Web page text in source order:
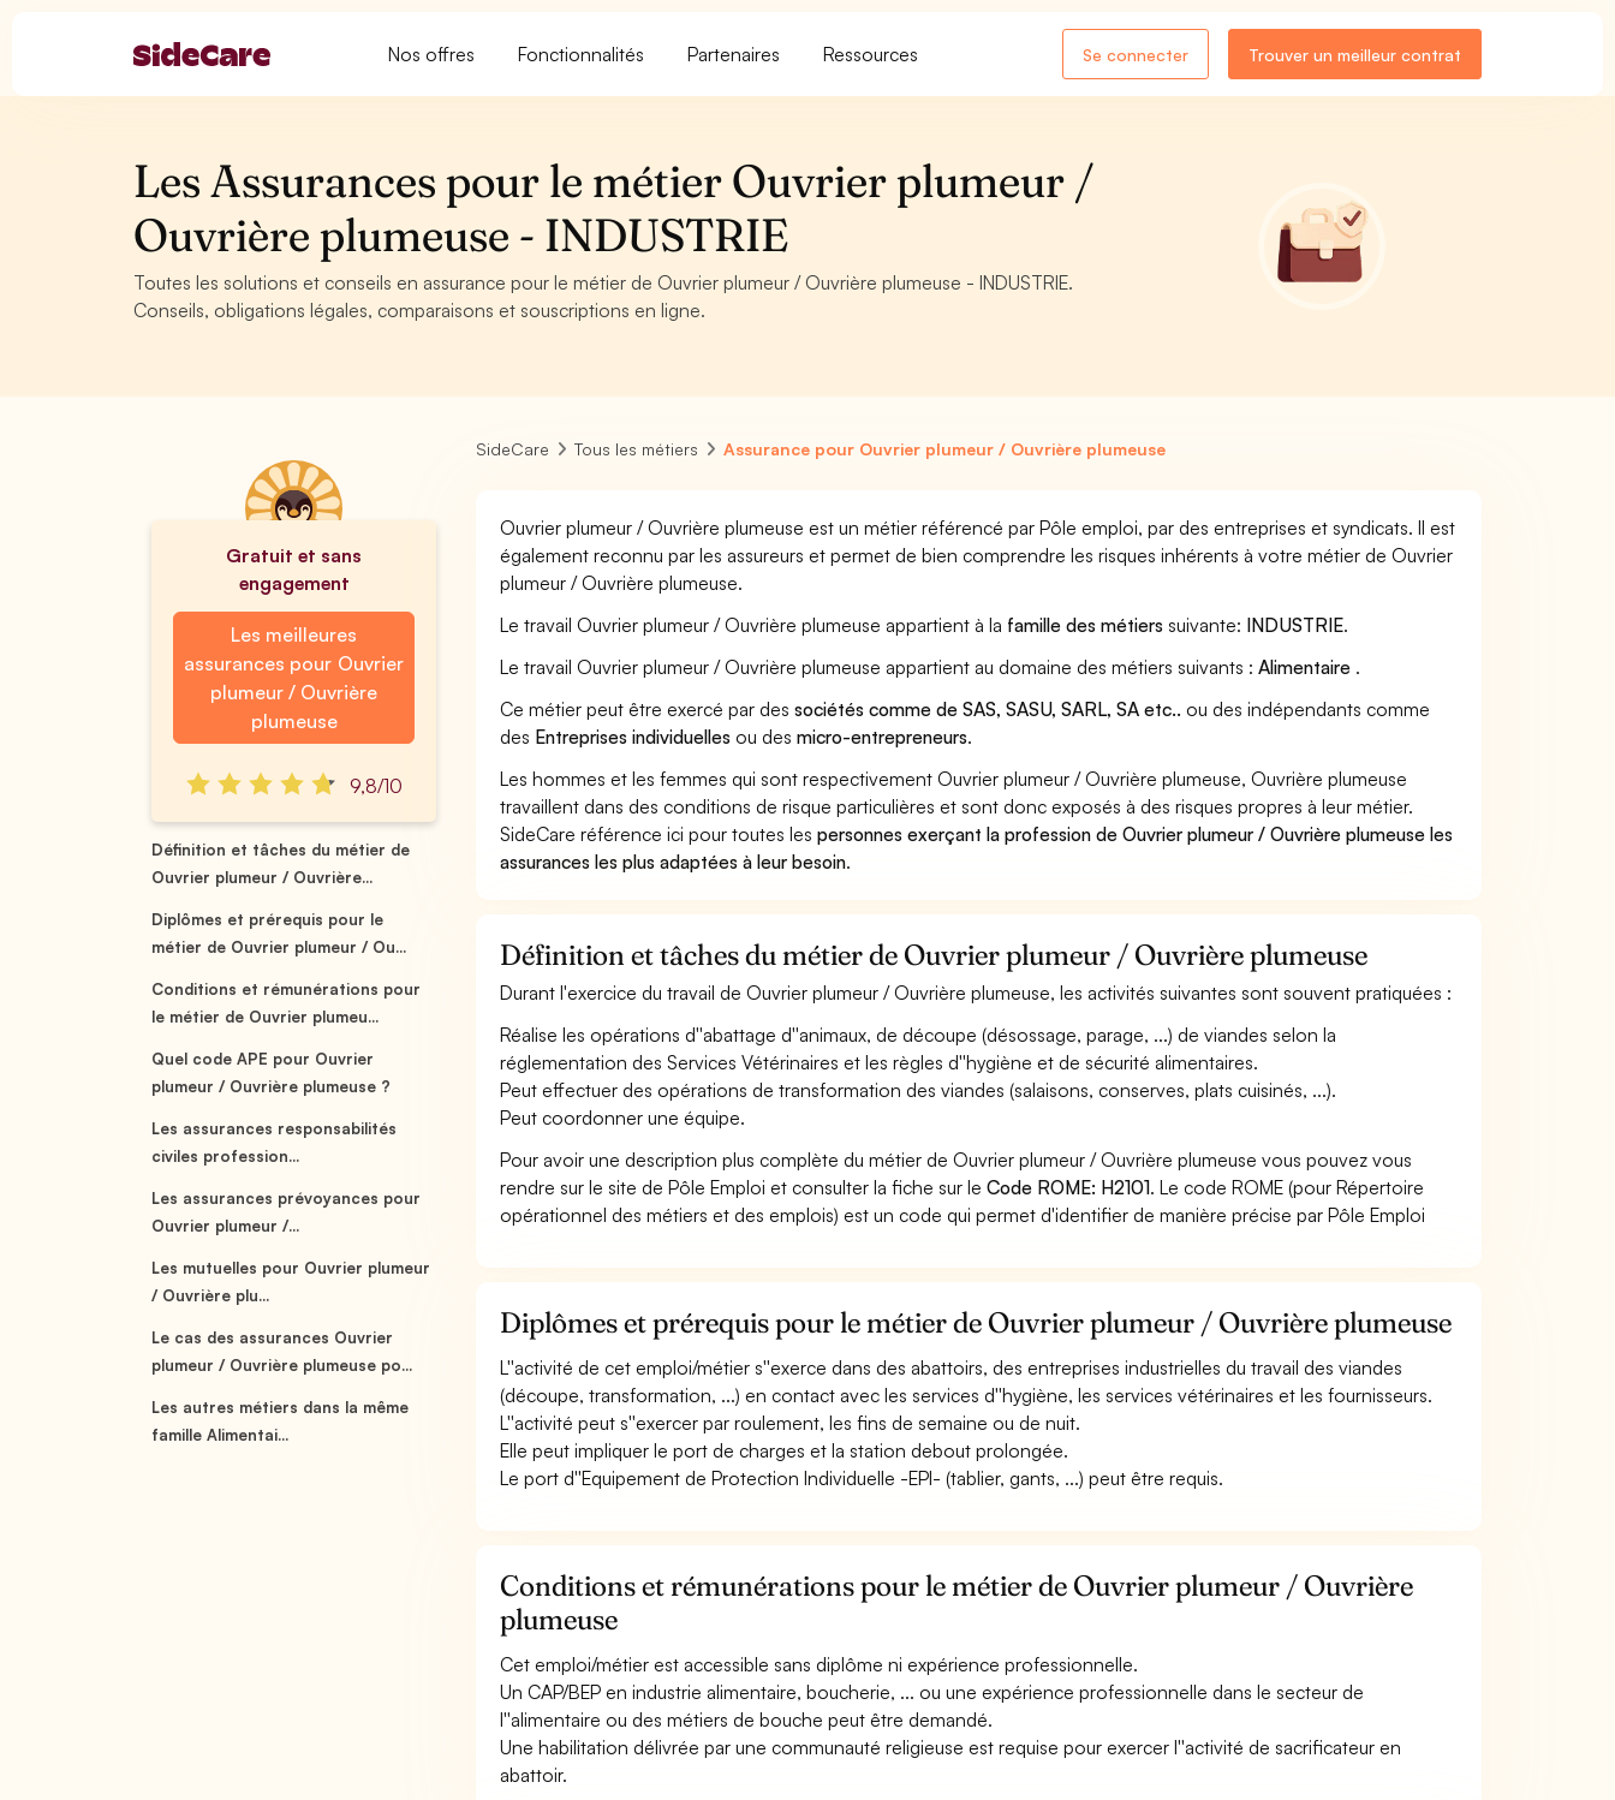
Nos offres Fonctionnalités Partenaires Ressources Se connecter Trouver un meilleur contrat
Les Assurances pour le métier Ouvrier plumeur /
Ouvrière plumeuse - INDUSTRIE
Toutes les solutions et conseils en assurance pour le métier de Ouvrier plumeur / Ouvrière plumeuse - INDUSTRIE.
Conseils, obligations légales, comparaisons et souscriptions en ligne.
Gratuit et sans
engagement
Les meilleures
assurances pour Ouvrier
plumeur / Ouvrière
plumeuse
9,8/10
Définition et tâches du métier de
Ouvrier plumeur / Ouvrière...
Diplômes et prérequis pour le
métier de Ouvrier plumeur / Ou...
Conditions et rémunérations pour
le métier de Ouvrier plumeu...
Quel code APE pour Ouvrier
plumeur / Ouvrière plumeuse ?
Les assurances responsabilités
civiles profession...
Les assurances prévoyances pour
Ouvrier plumeur /...
Les mutuelles pour Ouvrier plumeur
/ Ouvrière plu...
Le cas des assurances Ouvrier
plumeur / Ouvrière plumeuse po...
Les autres métiers dans la même
famille Alimentai...
SideCare Tous les métiers Assurance pour Ouvrier plumeur / Ouvrière plumeuse
Ouvrier plumeur / Ouvrière plumeuse est un métier référencé par Pôle emploi, par des entreprises et syndicats. Il est
également reconnu par les assureurs et permet de bien comprendre les risques inhérents à votre métier de Ouvrier
plumeur / Ouvrière plumeuse.
Le travail Ouvrier plumeur / Ouvrière plumeuse appartient à la famille des métiers suivante: INDUSTRIE.
Le travail Ouvrier plumeur / Ouvrière plumeuse appartient au domaine des métiers suivants :Alimentaire .
Ce métier peut être exercé par dessociétés comme de SAS, SASU, SARL, SA etc.. ou des indépendants comme
des Entreprises individuelles ou desmicro-entrepreneurs.
Les hommes et les femmes qui sont respectivement Ouvrier plumeur / Ouvrière plumeuse, Ouvrière plumeuse
travaillent dans des conditions de risque particulières et sont donc exposés à des risques propres à leur métier.
SideCare référence ici pour toutes lespersonnes exerçant la profession de Ouvrier plumeur / Ouvrière plumeuse les
assurances les plus adaptées à leur besoin.
Définition et tâches du métier de Ouvrier plumeur / Ouvrière plumeuse
Durant l'exercice du travail de Ouvrier plumeur / Ouvrière plumeuse, les activités suivantes sont souvent pratiquées :
Réalise les opérations d''abattage d''animaux, de découpe (désossage, parage, ...) de viandes selon la
réglementation des Services Vétérinaires et les règles d''hygiène et de sécurité alimentaires.
Peut effectuer des opérations de transformation des viandes (salaisons, conserves, plats cuisinés, ...).
Peut coordonner une équipe.
Pour avoir une description plus complète du métier de Ouvrier plumeur / Ouvrière plumeuse vous pouvez vous
rendre sur le site de Pôle Emploi et consulter la fiche sur leCode ROME: H2101. Le code ROME (pour Répertoire
opérationnel des métiers et des emplois) est un code qui permet d'identifier de manière précise par Pôle Emploi
Diplômes et prérequis pour le métier de Ouvrier plumeur / Ouvrière plumeuse
L''activité de cet emploi/métier s''exerce dans des abattoirs, des entreprises industrielles du travail des viandes
(découpe, transformation, ...) en contact avec les services d''hygiène, les services vétérinaires et les fournisseurs.
L''activité peut s''exercer par roulement, les fins de semaine ou de nuit.
Elle peut impliquer le port de charges et la station debout prolongée.
Le port d''Equipement de Protection Individuelle -EPI- (tablier, gants, ...) peut être requis.
Conditions et rémunérations pour le métier de Ouvrier plumeur / Ouvrière
plumeuse
Cet emploi/métier est accessible sans diplôme ni expérience professionnelle.
Un CAP/BEP en industrie alimentaire, boucherie, ... ou une expérience professionnelle dans le secteur de
l''alimentaire ou des métiers de bouche peut être demandé.
Une habilitation délivrée par une communauté religieuse est requise pour exercer l''activité de sacrificateur en
abattoir.